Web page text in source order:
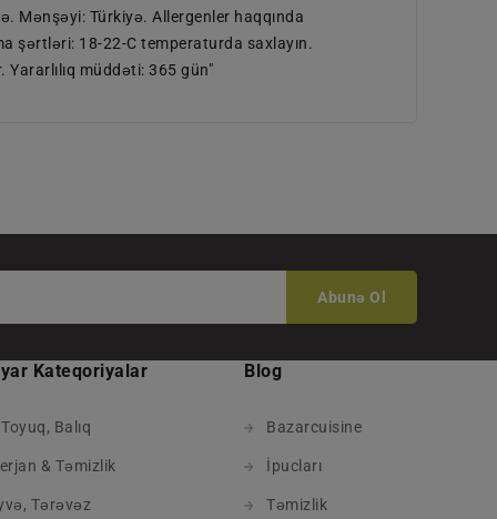
Mənşəyi: Türkiyə. Allergenler haqqında
şərtləri: 18-22-C temperaturda saxlayın.
müddəti: 365 gün"
Abunə Ol
Kateqoriyalar
Balıq
& Təmizlik
Tərəvəz
Blog
Bazarcuisine
İpucları
Təmizlik